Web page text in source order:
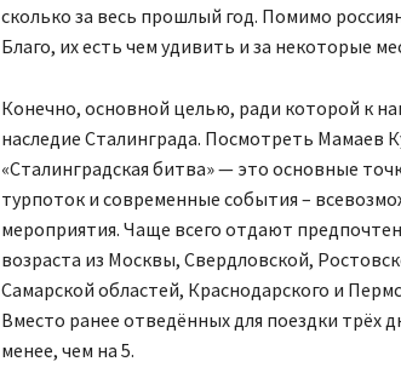
сколько за весь прошлый год. Помимо
Благо, их есть чем удивить и за некоторые
Конечно, основной целью, ради которой к
наследие Сталинграда. Посмотреть Мамаев
«Сталинградская битва» — это основные
турпоток и современные события –
мероприятия. Чаще всего отдают
возраста из Москвы, Свердловской,
Самарской областей, Краснодарского и
Вместо ранее отведённых для поездки трёх
менее, чем на 5.